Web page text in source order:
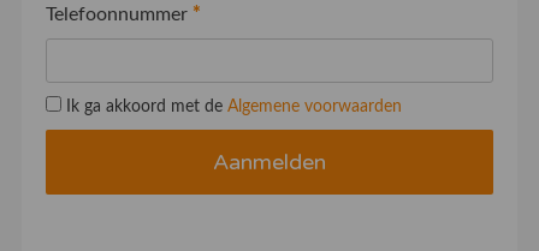
Telefoonnummer *
Ik ga akkoord met de Algemene voorwaarden